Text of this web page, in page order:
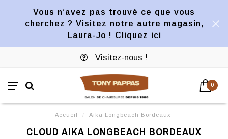
Vous n’avez pas trouvé ce que vous
cherchez ? Visitez notre autre magasin,
Laura-Jo ! Cliquez ici
Visitez-nous !
0
Accueil / Aika Longbeach Bordeaux
CLOUD AIKA LONGBEACH BORDEAUX